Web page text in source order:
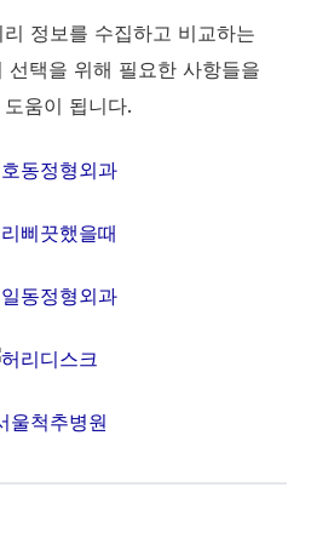
정보를 수집하고 비교하는
선택을 위해 필요한 사항들을
움이 됩니다.